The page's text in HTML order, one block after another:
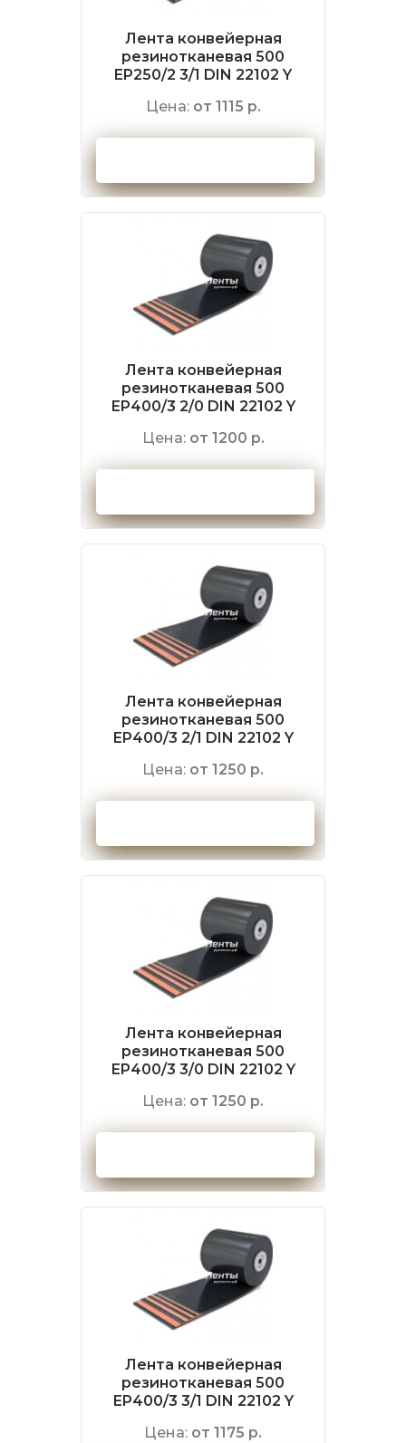
Лента конвейерная
резинотканевая 500
EP250/2 3/1 DIN 22102 Y
Цена: от 1115 р.
Лента конвейерная
резинотканевая 500
EP400/3 2/0 DIN 22102 Y
Цена: от 1200 р.
Лента конвейерная
резинотканевая 500
EP400/3 2/1 DIN 22102 Y
Цена: от 1250 р.
Лента конвейерная
резинотканевая 500
EP400/3 3/0 DIN 22102 Y
Цена: от 1250 р.
Лента конвейерная
резинотканевая 500
EP400/3 3/1 DIN 22102 Y
Цена: от 1175 р.